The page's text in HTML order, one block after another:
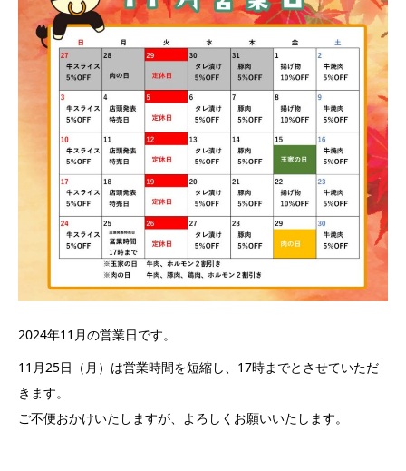
2024年11月の営業日です。
11月25日（月）は営業時間を短縮し、17時までとさせていただ
きます。
ご不便おかけいたしますが、よろしくお願いいたします。